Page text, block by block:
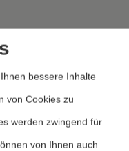
bessere Inhalte
von Cookies zu
werden zwingend für
von Ihnen auch